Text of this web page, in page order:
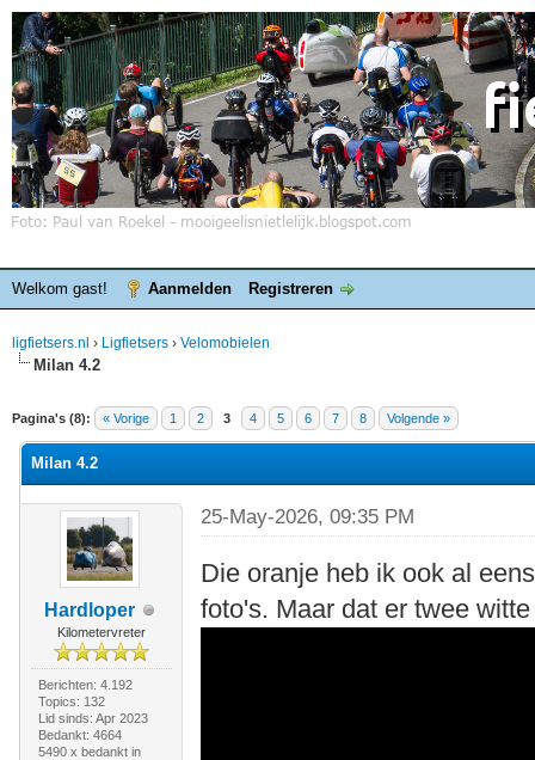
Welkom gast! Aanmelden Registreren
ligfietsers.nl › Ligfietsers › Velomobielen
Milan 4.2
Pagina's (8): « Vorige 1 2 3 4 5 6 7 8 Volgende »
waardering is 0
Milan 4.2
Hardloper
Kilometervreter
Berichten: 4.192
Topics: 132
Lid sinds: Apr 2023
Bedankt: 4664
5490 x bedankt in
25-May-2026, 09:35 PM
Die oranje heb ik ook al
foto's. Maar dat er twee